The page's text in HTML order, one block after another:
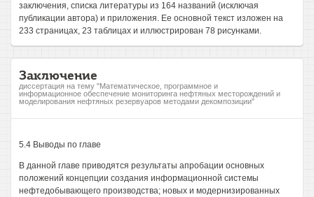
заключения, списка литературы из 164 названий (исключая
публикации автора) и приложения. Ее основной текст изложен на
233 страницах, 23 таблицах и иллюстрирован 78 рисунками.
Заключение
диссертация на тему "Математическое, программное и
информационное обеспечение мониторинга нефтяных месторождений и
моделирования нефтяных резервуаров методами декомпозиции"
5.4 Выводы по главе
В данной главе приводятся результаты апробации основных
положений концепции создания информационной системы
нефтедобывающего производства; новых и модернизированных